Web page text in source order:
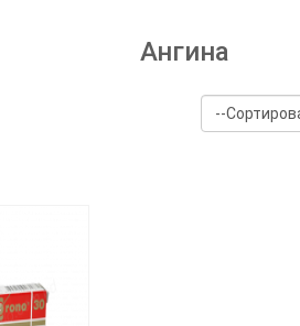
Ангина